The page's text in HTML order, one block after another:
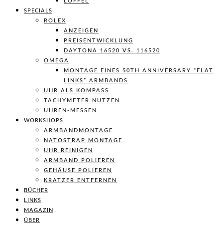
SPECIALS
ROLEX
ANZEIGEN
PREISENTWICKLUNG
DAYTONA 16520 VS. 116520
OMEGA
MONTAGE EINES 50TH ANNIVERSARY “FLAT
LINKS” ARMBANDS
UHR ALS KOMPASS
TACHYMETER NUTZEN
UHREN-MESSEN
WORKSHOPS
ARMBANDMONTAGE
NATOSTRAP MONTAGE
UHR REINIGEN
ARMBAND POLIEREN
GEHÄUSE POLIEREN
KRATZER ENTFERNEN
BÜCHER
LINKS
MAGAZIN
ÜBER